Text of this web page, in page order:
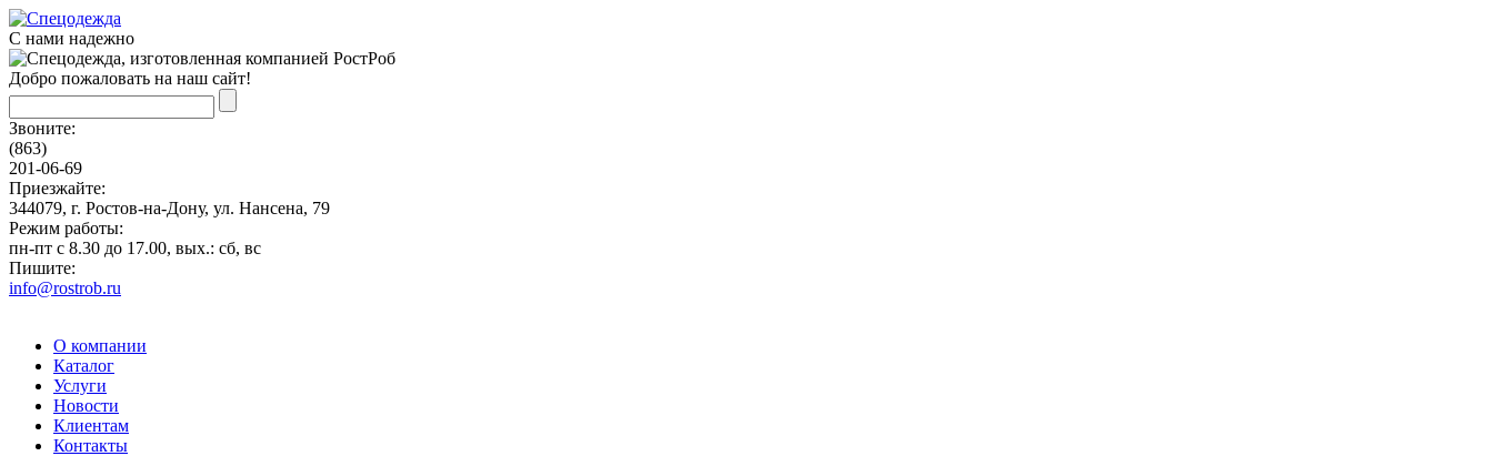
С нами надежно
Добро пожаловать на наш сайт!
Звоните:
(863)
201-06-69
Приезжайте:
344079, г. Ростов-на-Дону, ул. Нансена, 79
Режим работы:
пн-пт с 8.30 до 17.00, вых.: сб, вс
Пишите:
info@rostrob.ru
О компании
Каталог
Услуги
Новости
Клиентам
Контакты